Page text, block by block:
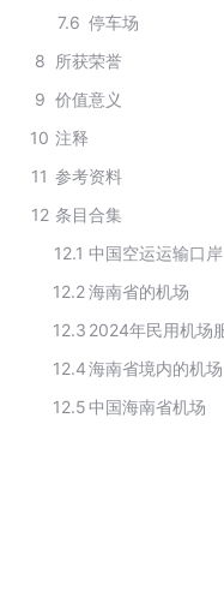
7.6 停车场
8 所获荣誉
9 价值意义
10 注释
11 参考资料
12 条目合集
12.1 中国空运运输口岸
12.2海南省的机场
12.3
12.4海南省境内的机场
12.5中国海南省机场